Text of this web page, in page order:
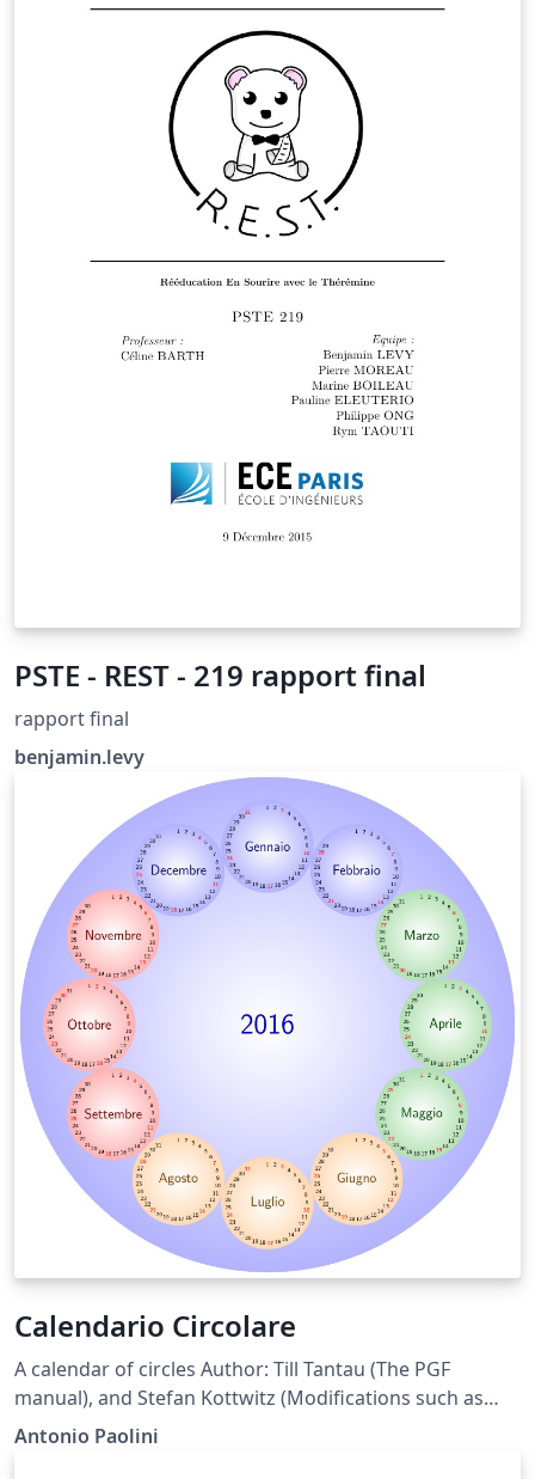
PSTE - REST - 219 rapport final
rapport final
benjamin.levy
Calendario Circolare
A calendar of circles Author: Till Tantau (The PGF
manual), and Stefan Kottwitz (Modifications such as
shaded circles and color) and Antonio Paolini (modified
Antonio Paolini